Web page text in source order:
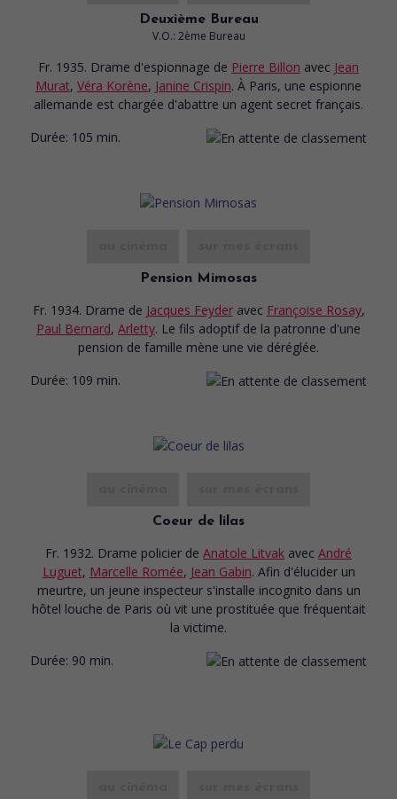
Deuxième Bureau
V.O.: 2ème Bureau
Fr. 1935. Drame d'espionnage de Pierre Billon avec Jean
Murat, Véra Korène, Janine Crispin. À Paris, une espionne
allemande est chargée d'abattre un agent secret français.
Durée: 105 min.
Pension Mimosas
Fr. 1934. Drame de Jacques Feyder avec Françoise Rosay,
Paul Bernard, Arletty. Le fils adoptif de la patronne d'une
pension de famille mène une vie déréglée.
Durée: 109 min.
Coeur de lilas
Fr. 1932. Drame policier de Anatole Litvak avec André
Luguet, Marcelle Romée, Jean Gabin. Afin d'élucider un
meurtre, un jeune inspecteur s'installe incognito dans un
hôtel louche de Paris où vit une prostituée que fréquentait
la victime.
Durée: 90 min.